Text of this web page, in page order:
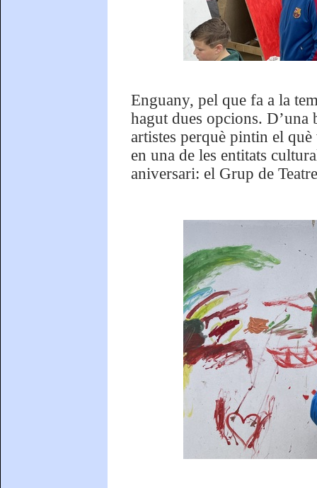
Enguany, pel que fa a la
hagut dues opcions. D’una
artistes perquè pintin el
en una de les entitats
aniversari: el Grup de